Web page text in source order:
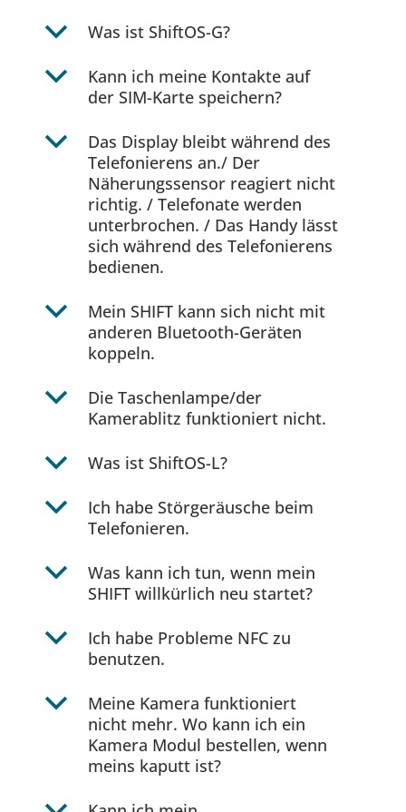
b Was ist ShiftOS-G?
b
Kann ich meine Kontakte auf
der SIM-Karte speichern?
b
Das Display bleibt während des
Telefonierens an./ Der
Näherungssensor reagiert nicht
richtig. / Telefonate werden
unterbrochen. / Das Handy lässt
sich während des Telefonierens
bedienen.
b
Mein SHIFT kann sich nicht mit
anderen Bluetooth-Geräten
koppeln.
b
Die Taschenlampe/der
Kamerablitz funktioniert nicht.
b Was ist ShiftOS-L?
b
Ich habe Störgeräusche beim
Telefonieren.
b
Was kann ich tun, wenn mein
SHIFT willkürlich neu startet?
b
Ich habe Probleme NFC zu
benutzen.
b
Meine Kamera funktioniert
nicht mehr. Wo kann ich ein
Kamera Modul bestellen, wenn
meins kaputt ist?